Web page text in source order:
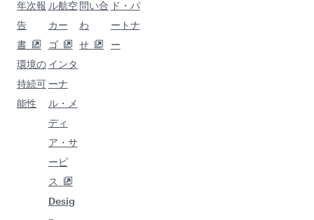
年次報
告
書
環境の
持続可
能性
ル航空
カー
ゴ
インタ
ーナ
ル・メ
ディ
ア・サ
ービ
ス
Desig
問い合
わ
せ
ド・パ
ートナ
ー